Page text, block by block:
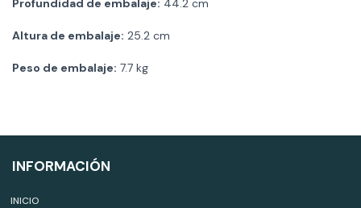
Profundidad de embalaje: 44.2 cm
Altura de embalaje: 25.2 cm
Peso de embalaje: 7.7 kg
INFORMACIÓN
INICIO